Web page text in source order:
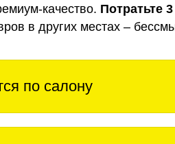
качество. Потратьте
в других местах –
по салону